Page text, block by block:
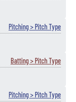
Pitching > Pitch Type
Batting > Pitch Type
Pitching > Pitch Type